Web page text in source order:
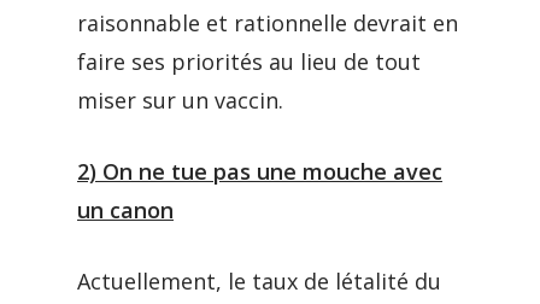
raisonnable et rationnelle devrait en
faire ses priorités au lieu de tout
miser sur un vaccin.
2) On ne tue pas une mouche avec
un canon
Actuellement, le taux de létalité du